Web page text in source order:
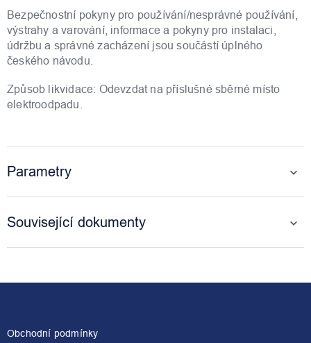
Bezpečnostní pokyny pro používání/nesprávné používání,
výstrahy a varování, informace a pokyny pro instalaci,
údržbu a správné zacházení jsou součástí úplného
českého návodu.
Způsob likvidace: Odevzdat na příslušné sběrné místo
elektroodpadu.
Parametry
Související dokumenty
Obchodní podmínky